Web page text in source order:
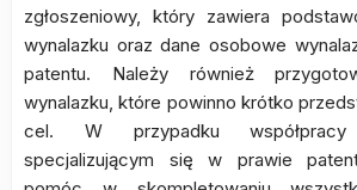
zgłoszeniowy, który zawiera
wynalazku oraz dane osobowe
patentu. Należy również
wynalazku, które powinno krótko
cel. W przypadku
specjalizującym się w prawie